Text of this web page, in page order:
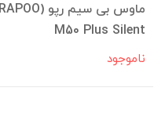
M50 Plus Silent
ناموجود